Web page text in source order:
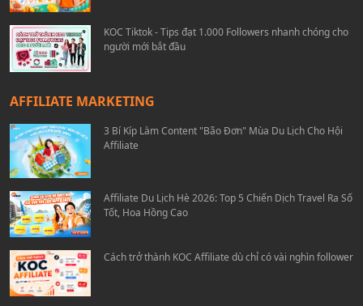
KOC Tiktok - Tips đạt 1.000 Followers nhanh chóng cho
người mới bắt đầu
AFFILIATE MARKETING
3 Bí Kíp Làm Content "Bão Đơn" Mùa Du Lịch Cho Hội
Affiliate
Affiliate Du Lịch Hè 2026: Top 5 Chiến Dịch Travel Ra Số
Tốt, Hoa Hồng Cao
Cách trở thành KOC Affiliate dù chỉ có vài nghìn follower